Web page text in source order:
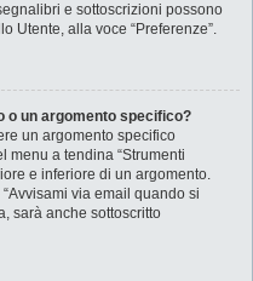
e sottoscrizioni possono
Utente, alla voce “Preferenze”.
o un argomento specifico?
un argomento specifico
menu a tendina “Strumenti
e inferiore di un argomento.
via email quando si
sarà anche sottoscritto